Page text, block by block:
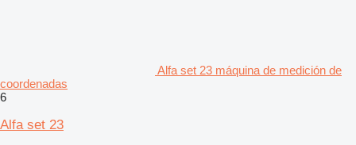
Alfa set 23 máquina de medición de
coordenadas
6
Alfa set 23